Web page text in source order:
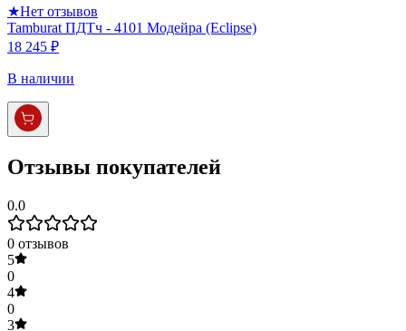
★Нет отзывов
Tamburat ПДТч - 4101 Модейра (Eclipse)
18 245 ₽
В наличии
Отзывы покупателей
0.0
0 отзывов
5
0
4
0
3